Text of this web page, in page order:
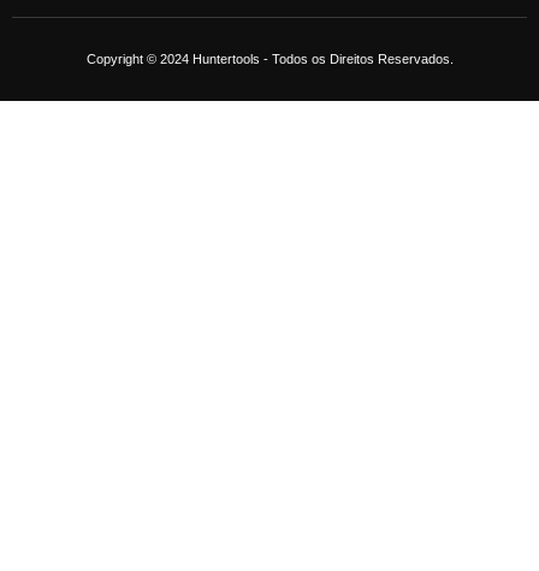
Copyright © 2024 Huntertools - Todos os Direitos Reservados.